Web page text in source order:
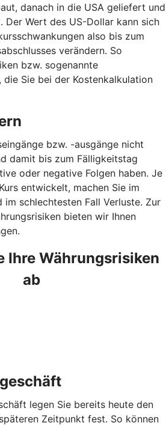
danach in die USA geliefert und
Der Wert des US-Dollar kann sich
also bis zum
verändern. So
bzw. sogenannte
die Sie bei der Kostenkalkulation
bzw. -ausgänge nicht
damit bis zum Fälligkeitstag
oder negative Folgen haben. Je
entwickelt, machen Sie im
im schlechtesten Fall Verluste. Zur
bieten wir Ihnen
Ihre Währungsrisiken
ab
legen Sie bereits heute den
Zeitpunkt fest. So können